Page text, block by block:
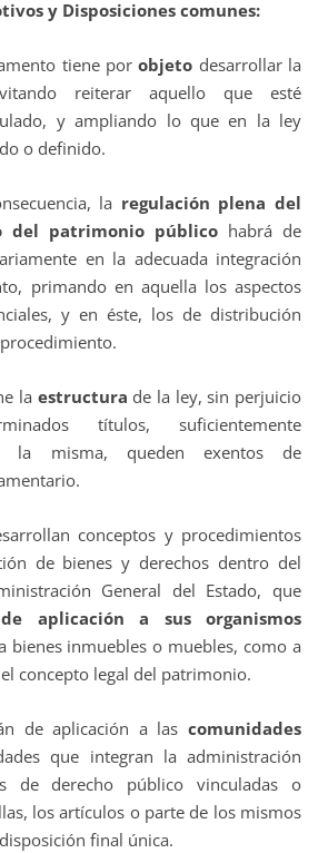
y Disposiciones comunes:
tiene porobjeto desarrollar la
reiterar aquello que esté
y ampliando lo que en la ley
o definido.
la regulación plena del
del patrimonio público habrá de
en la adecuada integración
primando en aquella los aspectos
y en éste, los de distribución
la estructura de la ley, sin perjuicio
títulos, suficientemente
la misma, queden exentos de
conceptos y procedimientos
de bienes y derechos dentro del
General del Estado, que
aplicación a sus organismos
bienes inmuebles o muebles, como a
concepto legal del patrimonio.
a las comunidades
que integran la administración
de derecho público vinculadas o
los artículos o parte de los mismos
final única.